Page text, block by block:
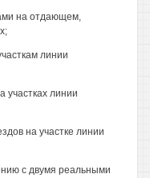
на отдающем,
линии
участках линии
на участке линии
с двумя реальными